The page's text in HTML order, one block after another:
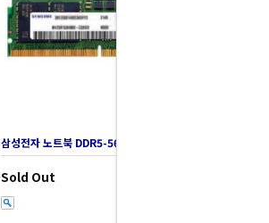
삼성전자 노트북 DDR5-5600 중고 (8GB)
Sold Out